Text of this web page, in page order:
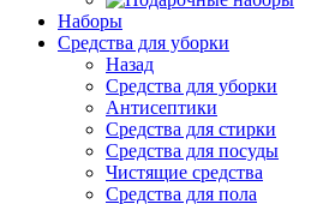
Наборы
Средства для уборки
Назад
Средства для уборки
Антисептики
Средства для стирки
Средства для посуды
Чистящие средства
Средства для пола